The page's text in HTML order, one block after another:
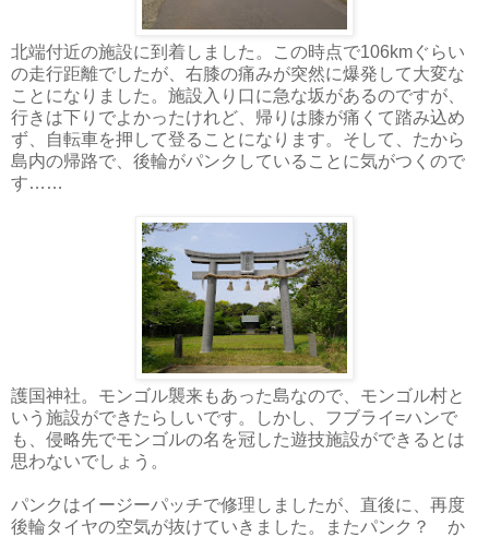
北端付近の施設に到着しました。この時点で106kmぐらい
の走行距離でしたが、右膝の痛みが突然に爆発して大変な
ことになりました。施設入り口に急な坂があるのですが、
行きは下りでよかったけれど、帰りは膝が痛くて踏み込め
ず、自転車を押して登ることになります。そして、たから
島内の帰路で、後輪がパンクしていることに気がつくので
す……
護国神社。モンゴル襲来もあった島なので、モンゴル村と
いう施設ができたらしいです。しかし、フブライ=ハンで
も、侵略先でモンゴルの名を冠した遊技施設ができるとは
思わないでしょう。
パンクはイージーパッチで修理しましたが、直後に、再度
後輪タイヤの空気が抜けていきました。またパンク？ か